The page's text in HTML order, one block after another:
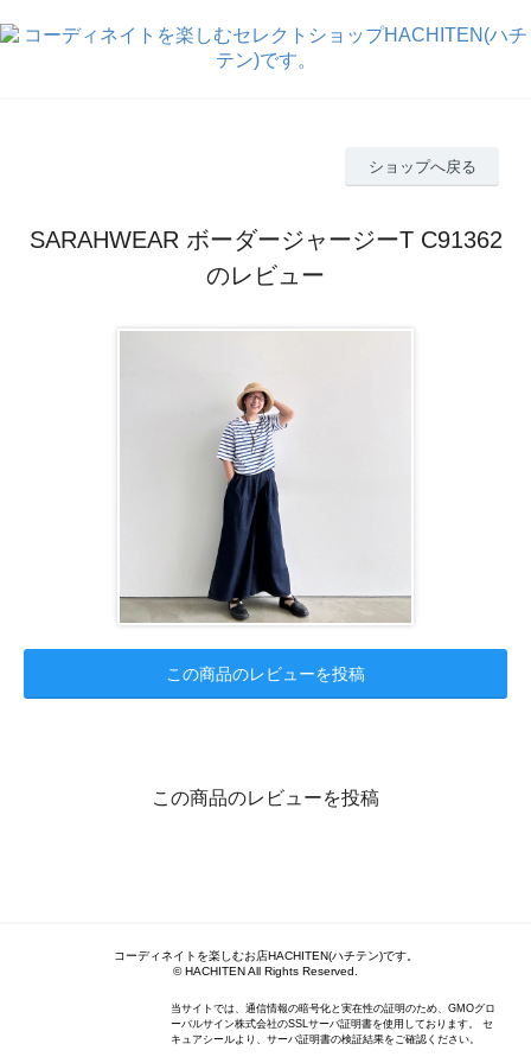
ショップへ戻る
SARAHWEAR ボーダージャージーT C91362
のレビュー
この商品のレビューを投稿
この商品のレビューを投稿
コーディネイトを楽しむお店HACHITEN(ハチテン)です。
© HACHITEN All Rights Reserved.
当サイトでは、通信情報の暗号化と実在性の証明のため、GMOグロ
ーバルサイン株式会社のSSLサーバ証明書を使用しております。 セ
キュアシールより、サーバ証明書の検証結果をご確認ください。